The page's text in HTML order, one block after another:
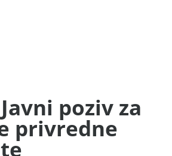
poziv za
privredne